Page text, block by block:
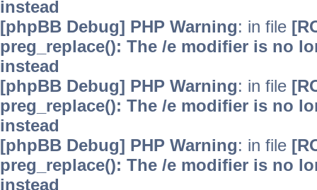
instead
[phpBB Debug] PHP Warning: in file
preg_replace(): The /e modifier is no
instead
[phpBB Debug] PHP Warning: in file
preg_replace(): The /e modifier is no
instead
[phpBB Debug] PHP Warning: in file
preg_replace(): The /e modifier is no
instead